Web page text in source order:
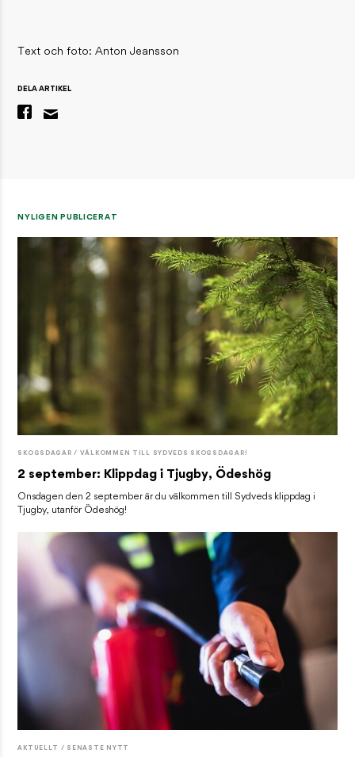
Text och foto: Anton Jeansson
DELA ARTIKEL
NYLIGEN PUBLICERAT
SKOGSDAGAR / VÄLKOMMEN TILL SYDVEDS SKOGSDAGAR!
2 september: Klippdag i Tjugby, Ödeshög
Onsdagen den 2 september är du välkommen till Sydveds klippdag i
Tjugby, utanför Ödeshög!
AKTUELLT / SENASTE NYTT